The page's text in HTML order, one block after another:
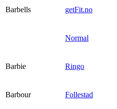
Barbells getFit.no
Normal
Barbie Ringo
Barbour Follestad